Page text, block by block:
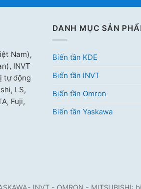
Nam),
INVT
tự động
LS,
Fuji,
DANH MỤC SẢN
Biến tần KDE
Biến tần INVT
Biến tần Omron
Biến tần Yaskawa